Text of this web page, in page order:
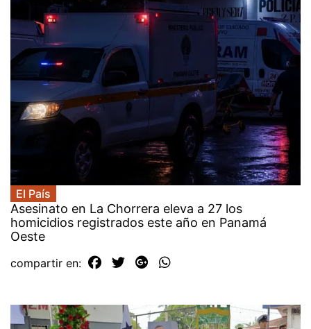
El País
Asesinato en La Chorrera eleva a 27 los
homicidios registrados este año en Panamá
Oeste
compartir en: